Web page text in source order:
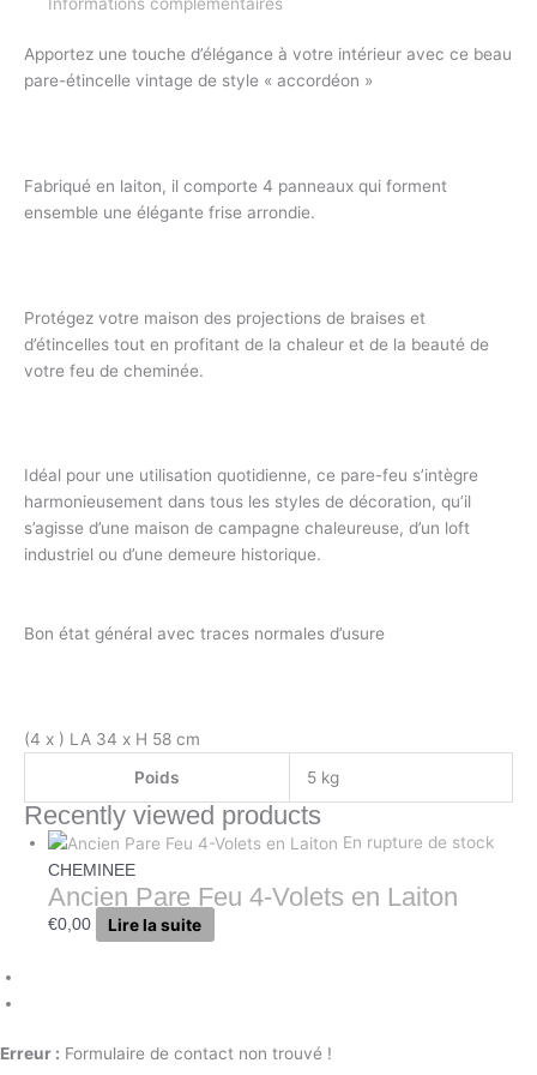
Apportez une touche d’élégance à votre intérieur avec ce beau
pare-étincelle vintage de style « accordéon »
Fabriqué en laiton, il comporte 4 panneaux qui forment
ensemble une élégante frise arrondie.
Protégez votre maison des projections de braises et
d’étincelles tout en profitant de la chaleur et de la beauté de
votre feu de cheminée.
Idéal pour une utilisation quotidienne, ce pare-feu s’intègre
harmonieusement dans tous les styles de décoration, qu’il
s’agisse d’une maison de campagne chaleureuse, d’un loft
industriel ou d’une demeure historique.
Bon état général avec traces normales d’usure
(4 x ) LA 34 x H 58 cm
Poids
5 kg
Recently viewed products
En rupture de stock
CHEMINEE
Ancien Pare Feu 4-Volets en Laiton
€0,00 Lire la suite
Erreur : Formulaire de contact non trouvé !